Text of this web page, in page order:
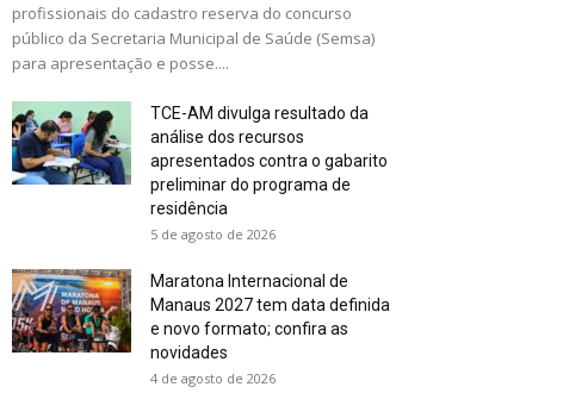
profissionais do cadastro reserva do concurso
público da Secretaria Municipal de Saúde (Semsa)
para apresentação e posse....
TCE-AM divulga resultado da
análise dos recursos
apresentados contra o gabarito
preliminar do programa de
residência
5 de agosto de 2026
Maratona Internacional de
Manaus 2027 tem data definida
e novo formato; confira as
novidades
4 de agosto de 2026